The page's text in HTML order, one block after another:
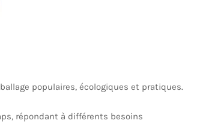
populaires, écologiques et pratiques.
répondant à différents besoins